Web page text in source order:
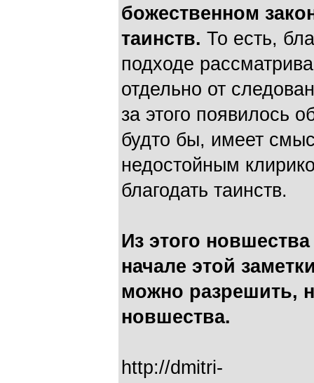
божественном
таинств. То есть,
подходе
отдельно от
за этого появилось
будто бы, имеет
недостойным
благодать таинств.
Из этого
начале этой
можно разрешить,
новшества.
http://dmitri-